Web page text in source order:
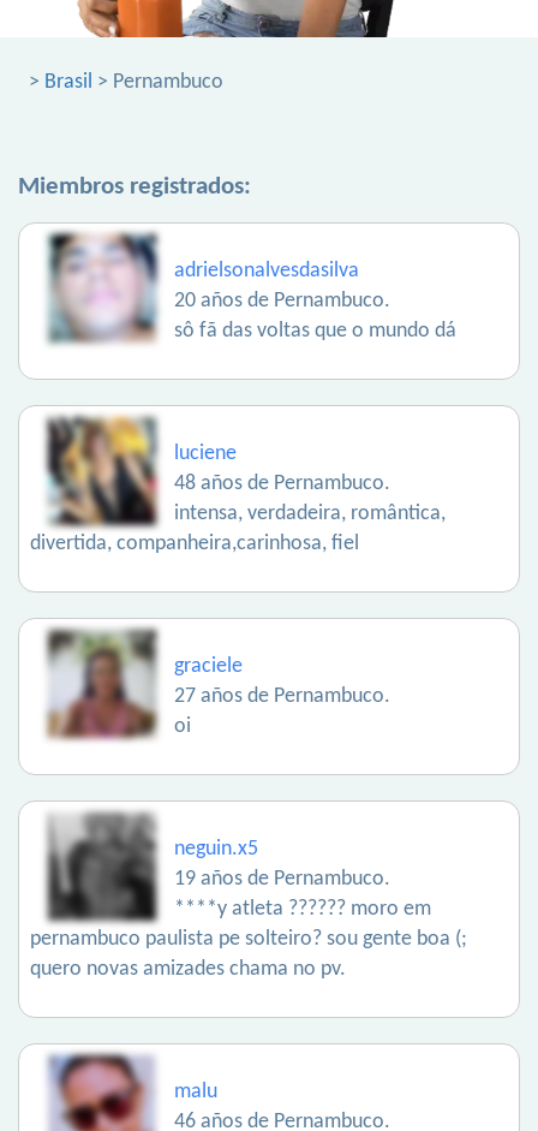
> Brasil > Pernambuco
Miembros registrados:
adrielsonalvesdasilva
20 años de Pernambuco.
sô fã das voltas que o mundo dá
luciene
48 años de Pernambuco.
intensa, verdadeira, romântica,
divertida, companheira,carinhosa, fiel
graciele
27 años de Pernambuco.
oi
neguin.x5
19 años de Pernambuco.
****y atleta ?????? moro em
pernambuco paulista pe solteiro? sou gente boa (;
quero novas amizades chama no pv.
malu
46 años de Pernambuco.